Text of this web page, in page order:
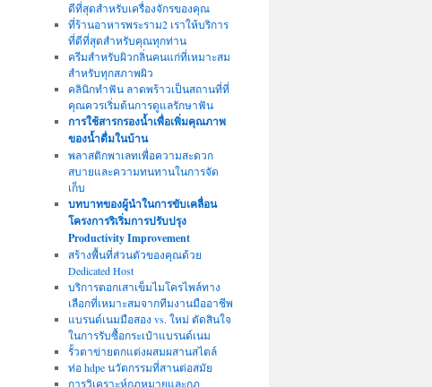
ดีที่สุดสำหรับเครื่องจักรของคุณ
ที่ร้านอาหารพระราม2 เราให้บริการ
ที่ดีที่สุดสำหรับคุณทุกท่าน
ครีมสำหรับผิวกลิ่นคนแก่ที่เหมาะสม
สำหรับทุกสภาพผิว
คลินิกทำฟัน ลาดพร้าวเป็นสถานที่ที่
คุณควรเริ่มต้นการดูแลรักษาฟัน
การใช้สารกรองน้ำเพื่อเพิ่มคุณภาพ
ของน้ำดื่มในบ้าน
พลาสติกพาเลทเพื่อความสะดวก
สบายและความทนทานในการจัด
เก็บ
บทบาทของผู้นำในการขับเคลื่อน
โครงการริเริ่มการปรับปรุง
Productivity Improvement
สร้างพื้นที่ส่วนตัวของคุณด้วย
Dedicated Host
บริการตอกเสาเข็มไมโครไพล์ทาง
เลือกที่เหมาะสมจากทีมงานมืออาชีพ
แบรนด์เนมมือสอง vs. ใหม่ ตัดสินใจ
ในการรับซื้อกระเป๋าแบรนด์เนม
รั้วตาข่ายตกแต่งผสมผสานสไตล์
ท่อ hdpe นวัตกรรมที่สานต่อสมัย
การวิเคราะห์กฎหมายและกฎ